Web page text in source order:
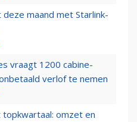
maand met Starlink-
vraagt 1200 cabine-
verlof te nemen
topkwartaal: omzet en